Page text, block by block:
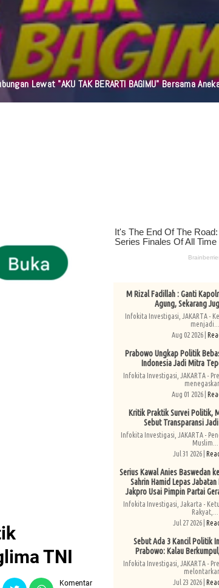
Lewat "AKU TAK BERARTI BAGIMU" Bersama
TNI
Komentar
M Rizal Fadillah : Ganti
Agung, Sekarang
Infokita Investigasi, JAKARTA -
menjadi...
Aug 02 2026 |
Prabowo Ungkap Politik
Indonesia Jadi Mitra
Infokita Investigasi, JAKARTA -
Aug 01 2026 |
Kritik Praktik Survei Politik,
Sebut Transparansi
Infokita Investigasi, JAKARTA -
Muslim...
Jul 31 2026 |
Serius Kawal Anies Baswedan
Sahrin Hamid Lepas
Jakpro Usai Pimpin Partai
Infokita Investigasi, Jakarta -
Rakyat,...
Jul 27 2026 |
Sebut Ada 3 Kancil Politik
Prabowo: Kalau
Infokita Investigasi, JAKARTA -
Jul 23 2026 |